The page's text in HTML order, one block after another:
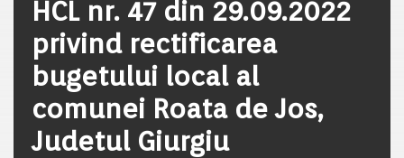
HCL nr. 47 din 29.09.2022
privind rectificarea
bugetului local al
comunei Roata de Jos,
Judetul Giurgiu